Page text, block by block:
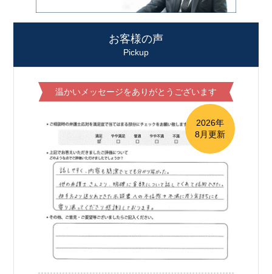
お客様の声
Pickup
温かいメッセージをありがとうございます
2026年
8月更新